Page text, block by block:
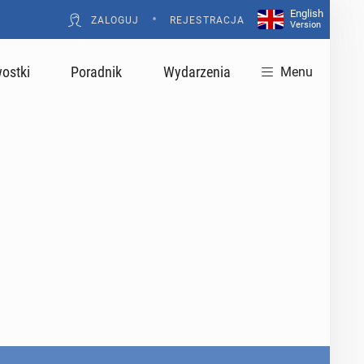
ZALOGUJ • REJESTRACJA
English
Version
Poradnik Wydarzenia Menu